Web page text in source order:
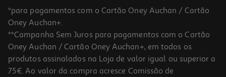
*para pagamentos com o Cartão Oney Auchan / Cartão
Oney Auchan+.
**Campanha Sem Juros para pagamentos com o Cartão
Oney Auchan / Cartão Oney Auchan+, em todos os
produtos assinalados na Loja de valor igual ou superior a
75€. Ao valor da compra acresce Comissão de